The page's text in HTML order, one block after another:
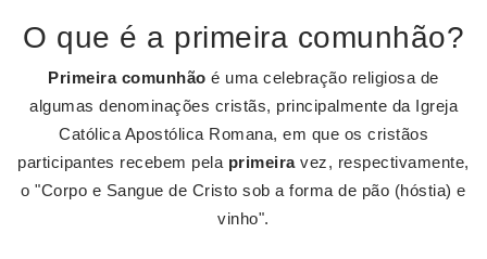
O que é a primeira comunhão?
Primeira comunhão é uma celebração religiosa de
algumas denominações cristãs, principalmente da Igreja
Católica Apostólica Romana, em que os cristãos
participantes recebem pela primeiravez, respectivamente,
o "Corpo e Sangue de Cristo sob a forma de pão (hóstia) e
vinho".